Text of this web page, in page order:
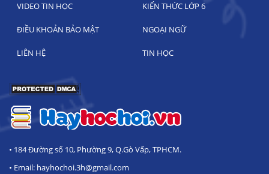
VIDEO TIN HỌC KIẾN THỨC LỚP 6
ĐIỀU KHOẢN BẢO MẬT NGOẠI NGỮ
LIÊN HỆ TIN HỌC
• 184 Đường số 10, Phường 9, Q.Gò Vấp, TPHCM.
• Email: hayhochoi.3h@gmail.com